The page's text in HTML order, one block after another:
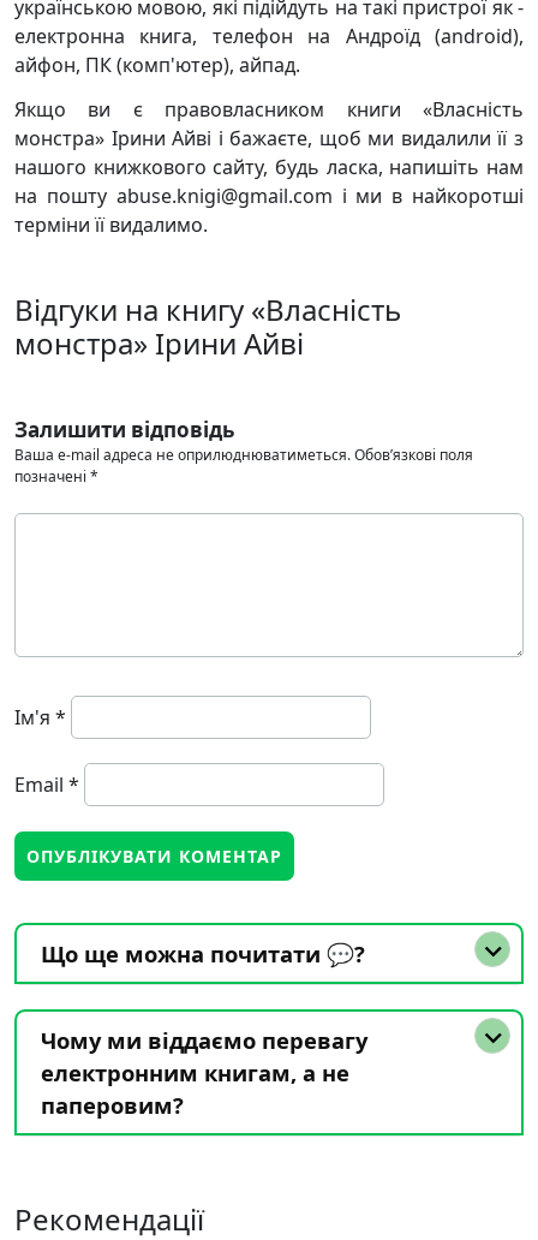
українською мовою, які підійдуть на такі пристрої як -
електронна книга, телефон на Андроїд (android),
айфон, ПК (комп'ютер), айпад.
Якщо ви є правовласником книги «Власність
монстра» Ірини Айві і бажаєте, щоб ми видалили її з
нашого книжкового сайту, будь ласка, напишіть нам
на пошту abuse.knigi@gmail.com і ми в найкоротші
терміни її видалимо.
Відгуки на книгу «Власність
монстра» Ірини Айві
Залишити відповідь
Ваша e-mail адреса не оприлюднюватиметься.Обов’язкові поля
позначені *
Ім'я *
Email *
Що ще можна почитати 💬?
Чому ми віддаємо перевагу
електронним книгам, а не
паперовим?
Рекомендації